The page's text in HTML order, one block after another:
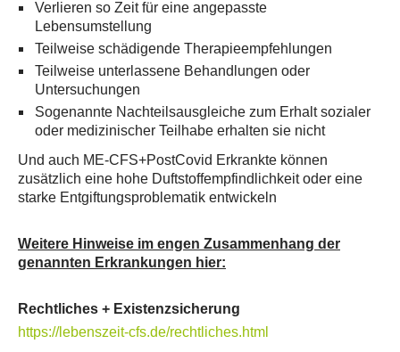
Verlieren so Zeit für eine angepasste
Lebensumstellung
Teilweise schädigende Therapieempfehlungen
Teilweise unterlassene Behandlungen oder
Untersuchungen
Sogenannte Nachteilsausgleiche zum Erhalt sozialer
oder medizinischer Teilhabe erhalten sie nicht
Und auch ME-CFS+PostCovid Erkrankte können
zusätzlich eine hohe Duftstoffempfindlichkeit oder eine
starke Entgiftungsproblematik entwickeln
Weitere Hinweise im engen Zusammenhang der
genannten Erkrankungen hier:
Rechtliches + Existenzsicherung
https://lebenszeit-cfs.de/rechtliches.html